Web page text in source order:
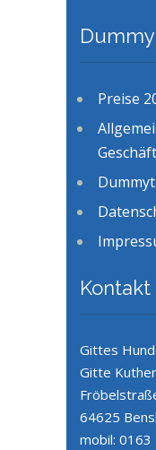
Preise
Kontakt
Gittes
Gitte Kuther
64625
mobil: 0163